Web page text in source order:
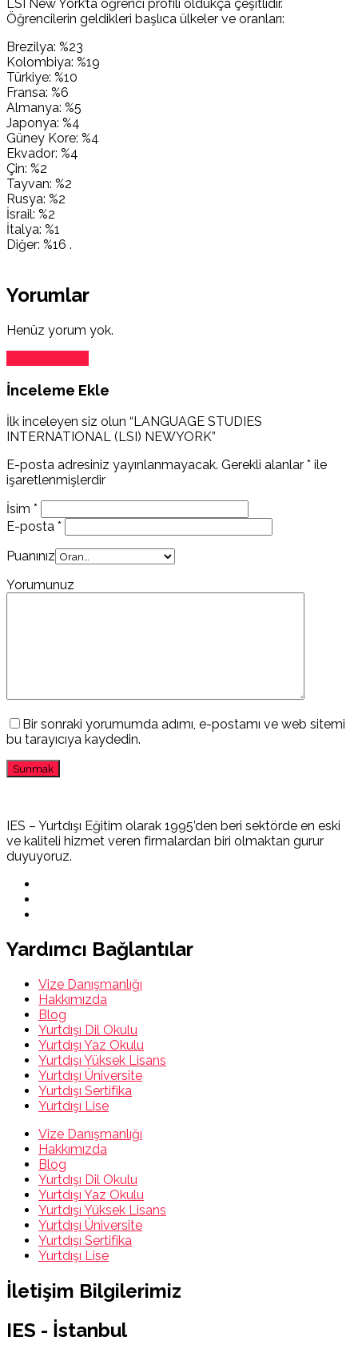
LSI New York’ta öğrenci profili oldukça çeşitlidir.
Öğrencilerin geldikleri başlıca ülkeler ve oranları:
Brezilya: %23
Kolombiya: %19
Türkiye: %10
Fransa: %6
Almanya: %5
Japonya: %4
Güney Kore: %4
Ekvador: %4
Çin: %2
Tayvan: %2
Rusya: %2
İsrail: %2
İtalya: %1
Diğer: %16 .
Yorumlar
Henüz yorum yok.
İnceleme Ekle
İlk inceleyen siz olun “LANGUAGE STUDIES
INTERNATIONAL (LSI) NEWYORK”
E-posta adresiniz yayınlanmayacak. Gerekli alanlar * ile
işaretlenmişlerdir
İsim *
E-posta *
Puanınız
Yorumunuz
Bir sonraki yorumumda adımı, e-postamı ve web sitemi
bu tarayıcıya kaydedin.
IES – Yurtdışı Eğitim olarak 1995’den beri sektörde en eski
ve kaliteli hizmet veren firmalardan biri olmaktan gurur
duyuyoruz.
Yardımcı Bağlantılar
Vize Danışmanlığı
Hakkımızda
Blog
Yurtdışı Dil Okulu
Yurtdışı Yaz Okulu
Yurtdışı Yüksek Lisans
Yurtdışı Üniversite
Yurtdışı Sertifika
Yurtdışı Lise
Vize Danışmanlığı
Hakkımızda
Blog
Yurtdışı Dil Okulu
Yurtdışı Yaz Okulu
Yurtdışı Yüksek Lisans
Yurtdışı Üniversite
Yurtdışı Sertifika
Yurtdışı Lise
İletişim Bilgilerimiz
IES - İstanbul